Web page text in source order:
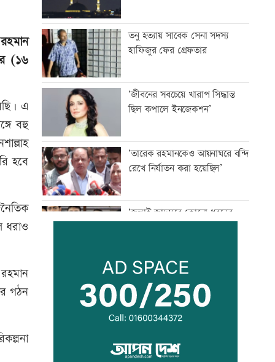
(১৬
এ
বহু
হবে
ধরাও
গঠন
তনু হত্যায় সাবেক সেনা সদস্য
হাফিজুর ফের গ্রেফতার
‘জীবনের সবচেয়ে খারাপ সিদ্ধান্ত
ছিল কপালে ইনজেকশন’
‘তারেক রহমানকেও আয়নাঘরে বন্দি
রেখে নির্যাতন করা হয়েছিল’
‘জুলাই জাদুঘরে কোনো ধরনের
রাজনৈতিক সম্পৃক্ততা যেন পেশাগত
জীবনে বিঘ্ন না ঘটায়: প্রধানমন্ত্রী
পুলিশের হেফাজত থেকে পালালেন